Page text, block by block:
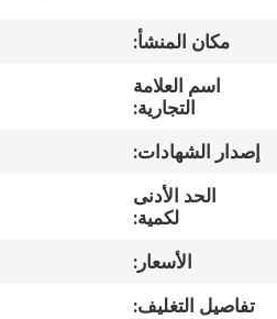
فيديوهات
معلومات
عنا
المعمل
مكان المنشأ:
اسم العلامة
التجارية:
إصدار الشهادات:
الحد الأدنى
لكمية:
الأسعار:
تفاصيل التغليف: